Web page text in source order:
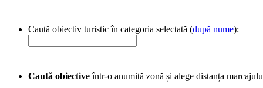
Caută obiectiv turistic în categoria selectată (după nume):
Caută obiectiveîntr-o anumită zonă și alege distanța